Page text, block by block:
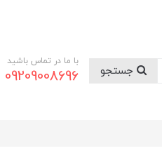
با ما در تماس باشید
09209008696 _ 09158230501